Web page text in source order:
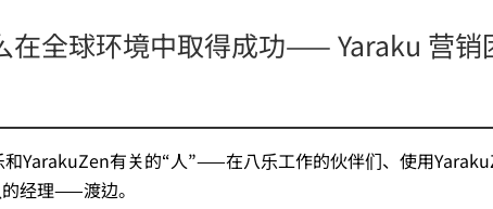
Translate”
在全球环境中取得成功—— Yaraku 营销
YarakuZen有关的“人”——在八乐工作的伙伴们、使用
经理——渡边。